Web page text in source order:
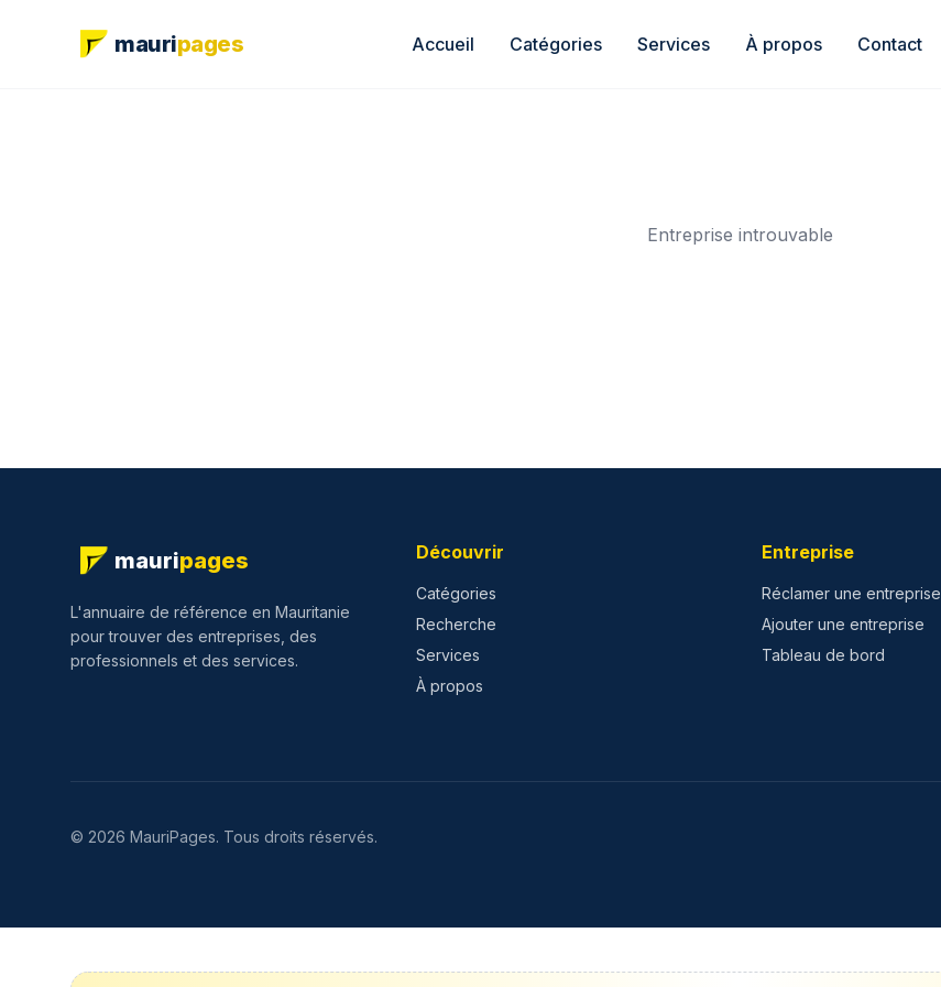
mauripages Accueil Catégories Services À propos Contact
Entreprise introuvable
mauripages
L'annuaire de référence en Mauritanie
pour trouver des entreprises, des
professionnels et des services.
Découvrir
Catégories
Recherche
Services
À propos
Entreprise
Réclamer une entreprise
Ajouter une entreprise
Tableau de bord
© 2026 MauriPages. Tous droits réservés.